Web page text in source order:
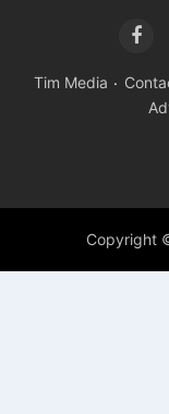
Tim Media
Copyright